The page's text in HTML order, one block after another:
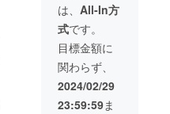
は、 All-In方
式です。
目標金額に
関わらず、
2024/02/29
23:59:59ま